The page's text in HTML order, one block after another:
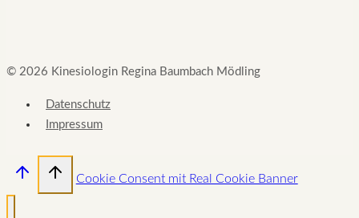
© 2026 Kinesiologin Regina Baumbach Mödling
Datenschutz
Impressum
Cookie Consent mit Real Cookie Banner